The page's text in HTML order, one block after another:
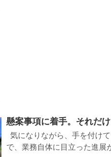
懸案事項に着手。それだ
気になりながら、手を付け
で、業務自体に目立った進展